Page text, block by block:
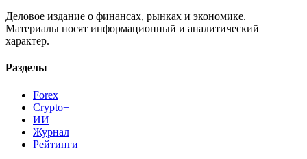
Деловое издание о финансах, рынках и экономике.
Материалы носят информационный и аналитический
характер.
Разделы
Forex
Crypto+
ИИ
Журнал
Рейтинги